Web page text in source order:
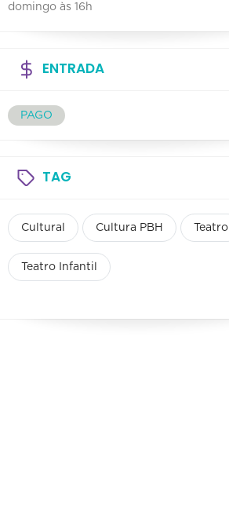
domingo às 16h
ENTRADA
PAGO
TAG
Cultural Cultura PBH Teatro
Teatro Infantil